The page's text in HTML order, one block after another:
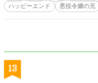
ハッピーエンド
悪役令嬢の兄
13